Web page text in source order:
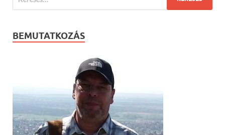
BEMUTATKOZÁS